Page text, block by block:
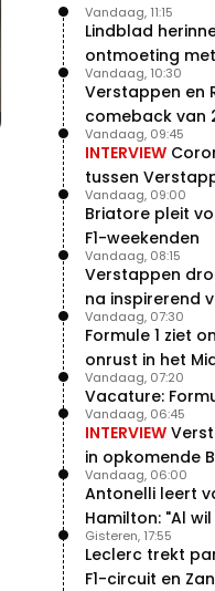
Lindblad
ontmoeting
echt begonnen"
Vandaag, 11:15
Verstappen en
comeback van
Vandaag, 10:30
INTERVIEW
tussen
niet dat niveau"
Vandaag, 09:45
Briatore pleit
F1-weekenden
Vandaag, 09:00
Verstappen
na inspirerend
Vandaag, 08:15
Formule 1 ziet
onrust in het
Vandaag, 07:30
Vacature:
Vandaag, 07:20
INTERVIEW
in opkomende
Vandaag, 06:45
Antonelli leert
Hamilton: "Al
Vandaag, 06:00
Leclerc trekt
F1-circuit en
Gisteren, 17:55